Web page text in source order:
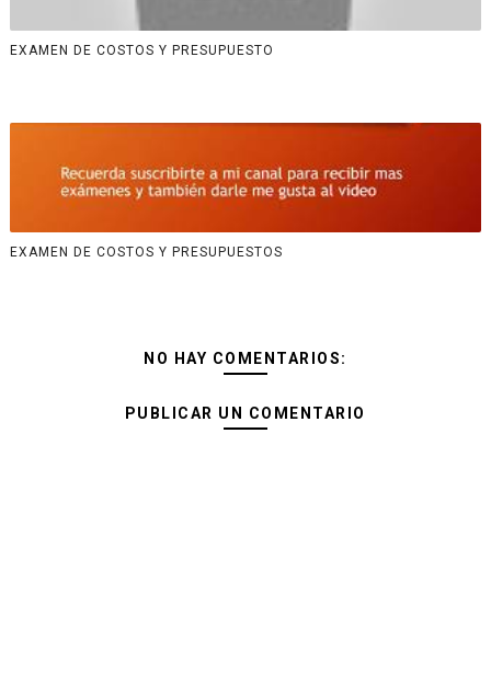
EXAMEN DE COSTOS Y PRESUPUESTO
EXAMEN DE COSTOS Y PRESUPUESTOS
NO HAY COMENTARIOS:
PUBLICAR UN COMENTARIO